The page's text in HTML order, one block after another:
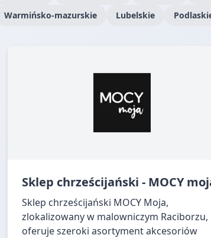
Warmińsko-mazurskie Lubelskie
Sklep chrześcijański - MOCY
Sklep chrześcijański MOCY Moja,
zlokalizowany w malowniczym Raciborzu,
oferuje szeroki asortyment akcesoriów